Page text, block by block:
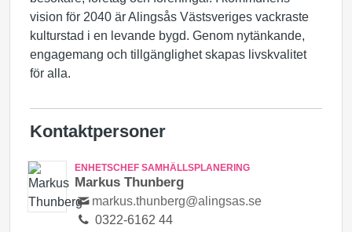
vision för 2040 är Alingsås Västsveriges vackraste
kulturstad i en levande bygd. Genom nytänkande,
engagemang och tillgänglighet skapas livskvalitet
för alla.
Kontaktpersoner
ENHETSCHEF SAMHÄLLSPLANERING
Markus Thunberg
markus.thunberg@alingsas.se
0322-6162 44